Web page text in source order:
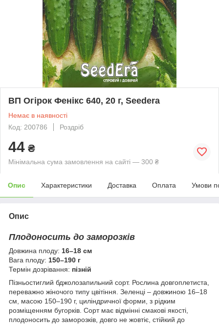
ВП Огірок Фенікс 640, 20 г, Seedera
Немає в наявності
Код: 200786
Роздріб
44 ₴
Мінімальна сума замовлення на сайті — 300 ₴
Опис Характеристики Доставка Оплата Умови
Опис
Плодоносить до заморозків
Довжина плоду: 16–18 см
Вага плоду: 150–190 г
Термін дозрівання: пізній
Пізньостиглий бджолозапильний сорт. Рослина довгоплетиста,
переважно жіночого типу цвітіння. Зеленці – довжиною 16–18
см, масою 150–190 г, циліндричної форми, з рідким
розміщенням бугорків. Сорт має відмінні смакові якості,
плодоносить до заморозків, довго не жовтіє, стійкий до